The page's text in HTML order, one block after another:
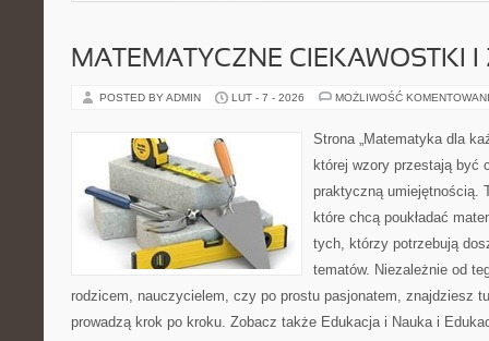
MATEMATYCZNE CIEKAWOSTKI
POSTED BY ADMIN LUT - 7 - 2026 MOŻLIWOŚĆ
Strona „Matematyka dla
której wzory przestają być
praktyczną umiejętnością.
które chcą poukładać
tych, którzy potrzebują
tematów. Niezależnie od
rodzicem, nauczycielem, czy po prostu pasjonatem, znajdziesz
prowadzą krok po kroku. Zobacz także Edukacja i Nauka i